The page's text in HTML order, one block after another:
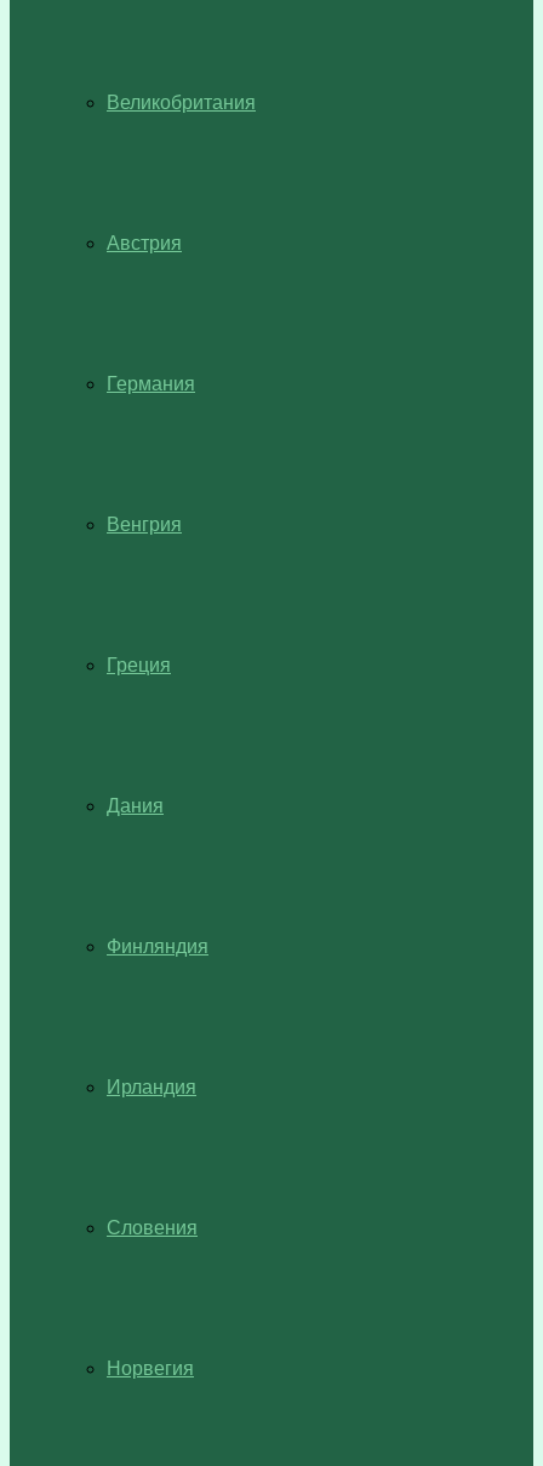
Великобритания
Австрия
Германия
Венгрия
Греция
Дания
Финляндия
Ирландия
Словения
Норвегия